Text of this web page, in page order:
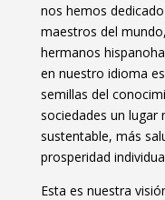
nos hemos
maestros del
hermanos
en nuestro idioma
semillas del
sociedades un lugar
sustentable, más
prosperidad
Esta es nuestra